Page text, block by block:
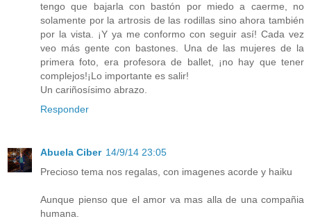
tengo que bajarla con bastón por miedo a caerme, no
solamente por la artrosis de las rodillas sino ahora también
por la vista. ¡Y ya me conformo con seguir así! Cada vez
veo más gente con bastones. Una de las mujeres de la
primera foto, era profesora de ballet, ¡no hay que tener
complejos!¡Lo importante es salir!
Un cariñosísimo abrazo.
Responder
Abuela Ciber 14/9/14 23:05
Precioso tema nos regalas, con imagenes acorde y haiku
Aunque pienso que el amor va mas alla de una compañia
humana.